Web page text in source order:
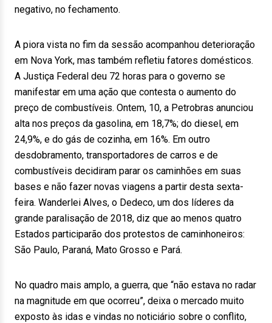
negativo, no fechamento.
A piora vista no fim da sessão acompanhou deterioração
em Nova York, mas também refletiu fatores domésticos.
A Justiça Federal deu 72 horas para o governo se
manifestar em uma ação que contesta o aumento do
preço de combustíveis. Ontem, 10, a Petrobras anunciou
alta nos preços da gasolina, em 18,7%; do diesel, em
24,9%, e do gás de cozinha, em 16%. Em outro
desdobramento, transportadores de carros e de
combustíveis decidiram parar os caminhões em suas
bases e não fazer novas viagens a partir desta sexta-
feira. Wanderlei Alves, o Dedeco, um dos líderes da
grande paralisação de 2018, diz que ao menos quatro
Estados participarão dos protestos de caminhoneiros:
São Paulo, Paraná, Mato Grosso e Pará.
No quadro mais amplo, a guerra, que “não estava no radar
na magnitude em que ocorreu”, deixa o mercado muito
exposto às idas e vindas no noticiário sobre o conflito,